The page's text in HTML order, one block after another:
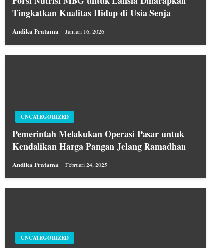
Tingkatkan Kualitas Hidup di Usia Senja
Andika Pratama Januari 16, 2026
UNCATEGORIZED
Pemerintah Melakukan Operasi Pasar untuk
Kendalikan Harga Pangan Jelang Ramadhan
Andika Pratama Februari 24, 2025
UNCATEGORIZED